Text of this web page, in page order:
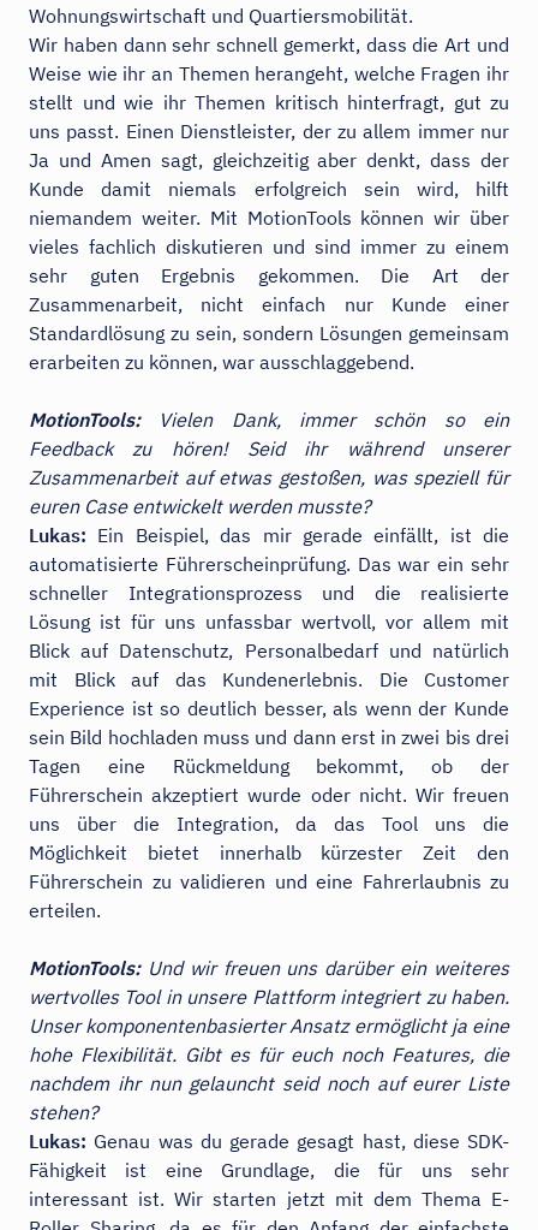
Wohnungswirtschaft und Quartiersmobilität.
Wir haben dann sehr schnell gemerkt, dass die Art und
Weise wie ihr an Themen herangeht, welche Fragen ihr
stellt und wie ihr Themen kritisch hinterfragt, gut zu
uns passt. Einen Dienstleister, der zu allem immer nur
Ja und Amen sagt, gleichzeitig aber denkt, dass der
Kunde damit niemals erfolgreich sein wird, hilft
niemandem weiter. Mit MotionTools können wir über
vieles fachlich diskutieren und sind immer zu einem
sehr guten Ergebnis gekommen. Die Art der
Zusammenarbeit, nicht einfach nur Kunde einer
Standardlösung zu sein, sondern Lösungen gemeinsam
erarbeiten zu können, war ausschlaggebend.
MotionTools:
Vielen Dank, immer schön so ein
Feedback zu hören! Seid ihr während unserer
Zusammenarbeit auf etwas gestoßen, was speziell für
euren Case entwickelt werden musste?
Lukas: Ein Beispiel, das mir gerade einfällt, ist die
automatisierte Führerscheinprüfung. Das war ein sehr
schneller Integrationsprozess und die realisierte
Lösung ist für uns unfassbar wertvoll, vor allem mit
Blick auf Datenschutz, Personalbedarf und natürlich
mit Blick auf das Kundenerlebnis. Die Customer
Experience ist so deutlich besser, als wenn der Kunde
sein Bild hochladen muss und dann erst in zwei bis drei
Tagen eine Rückmeldung bekommt, ob der
Führerschein akzeptiert wurde oder nicht. Wir freuen
uns über die Integration, da das Tool uns die
Möglichkeit bietet innerhalb kürzester Zeit den
Führerschein zu validieren und eine Fahrerlaubnis zu
erteilen.
MotionTools: Und wir freuen uns darüber ein weiteres
wertvolles Tool in unsere Plattform integriert zu haben.
Unser komponentenbasierter Ansatz ermöglicht ja eine
hohe Flexibilität. Gibt es für euch noch Features, die
nachdem ihr nun gelauncht seid noch auf eurer Liste
stehen?
Lukas: Genau was du gerade gesagt hast, diese SDK-
Fähigkeit ist eine Grundlage, die für uns sehr
interessant ist. Wir starten jetzt mit dem Thema E-